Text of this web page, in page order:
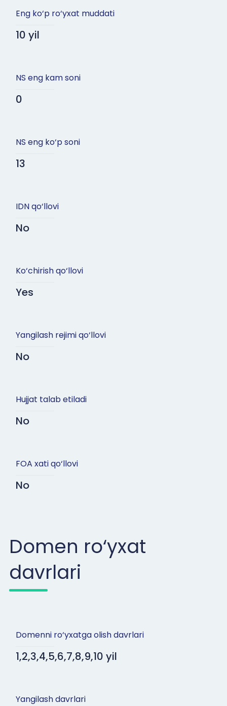
Eng ko‘p ro‘yxat muddati
10 yil
NS eng kam soni
0
NS eng ko‘p soni
13
IDN qo‘llovi
No
Ko‘chirish qo‘llovi
Yes
Yangilash rejimi qo‘llovi
No
Hujjat talab etiladi
No
FOA xati qo‘llovi
No
Domen ro‘yxat
davrlari
Domenni ro‘yxatga olish davrlari
1,2,3,4,5,6,7,8,9,10 yil
Yangilash davrlari